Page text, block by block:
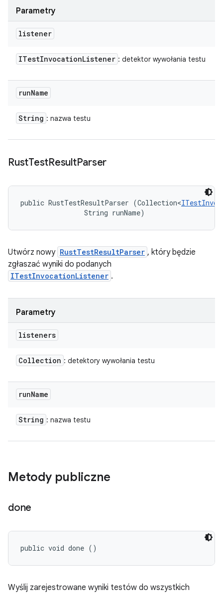
Parametry
listener
ITestInvocationListener : detektor wywołania testu
runName
String : nazwa testu
RustTestResultParser
public RustTestResultParser (Collection<
                String runName)
Utwórz nowy RustTestResultParser , który będzie
zgłaszać wyniki do podanych
ITestInvocationListener .
Parametry
listeners
Collection : detektory wywołania testu
runName
String : nazwa testu
Metody publiczne
done
public void done ()
Wyślij zarejestrowane wyniki testów do wszystkich